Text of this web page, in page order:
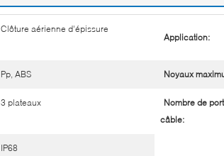
Clôture aérienne d'épissure
Application:
Pp, ABS Noyaux
3 plateaux
Nombre de
câble:
IP68